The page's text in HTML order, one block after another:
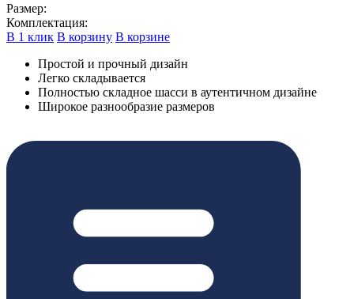
Размер:
Комплектация:
В 1 клик В корзину В корзине
Простой и прочный дизайн
Легко складывается
Полностью складное шасси в аутентичном дизайне
Широкое разнообразие размеров